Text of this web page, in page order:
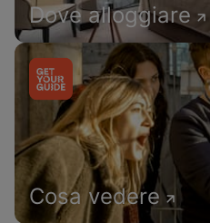
Dove alloggiare
Cosa vedere